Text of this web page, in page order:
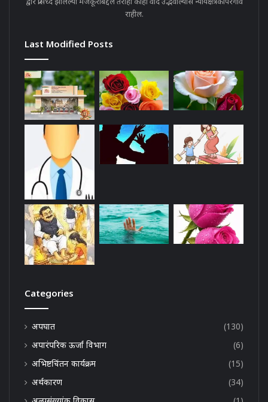
राहील.
Last Modified Posts
Categories
अपघात
(130)
अपारंपरिक ऊर्जा विभाग
(6)
अभिष्टचिंतन कार्यक्रम
(15)
अर्थकारण
(34)